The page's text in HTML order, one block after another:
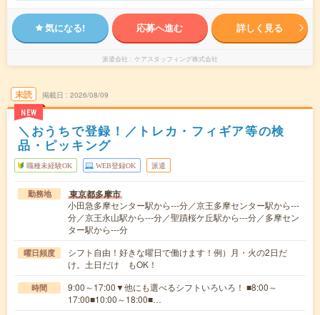
気になる! 応募へ進む 詳しく見る
派遣会社 ケアスタッフィング株式会社
未読
NEW
掲載日 2026/08/09
＼おうちで登録！／トレカ・フィギア等の検
品・ピッキング
職種未経験OK WEB登録OK 派遣
勤務地 東京都多摩市
小田急多摩センター駅から---分／京王多摩センター駅から---
分／京王永山駅から---分／聖蹟桜ケ丘駅から---分／多摩セン
ター駅から---分
曜日頻度
シフト自由！好きな曜日で働けます！例）月・火の2日だ
け。土日だけ もOK！
時間
9:00～17:00▼他にも選べるシフトいろいろ！ ■8:00～
17:00■10:00～18:00■…